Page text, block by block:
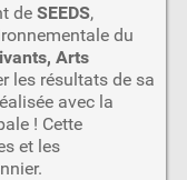
de SEEDS,
du
Arts
les résultats de sa
avec la
! Cette
et les